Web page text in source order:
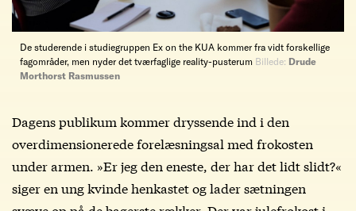
De studerende i studiegruppen Ex on the KUA kommer fra vidt forskellige
fagområder, men nyder det tværfaglige reality-pusterum Billede: Drude
Morthorst Rasmussen
Dagens publikum kommer dryssende ind i den
overdimensionerede forelæsningsal med frokosten
under armen. »Er jeg den eneste, der har det lidt slidt?«
siger en ung kvinde henkastet og lader sætningen